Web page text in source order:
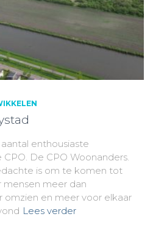
enthousiaste
De CPO Woonanders.
is om te komen tot
mensen meer dan
omzien en meer voor elkaar
Lees verder